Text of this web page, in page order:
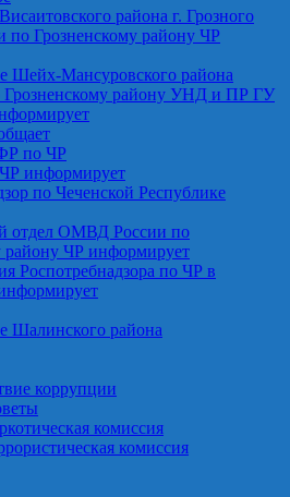
района г. Грозного
Грозненскому району ЧР
Шейх-Мансуровского района
району УНД и ПР ГУ
по ЧР
информирует
по Чеченской Республике
отдел ОМВД России по
району ЧР информирует
Роспотребнадзора по ЧР в
Шалинского района
коррупции
комиссия
комиссия